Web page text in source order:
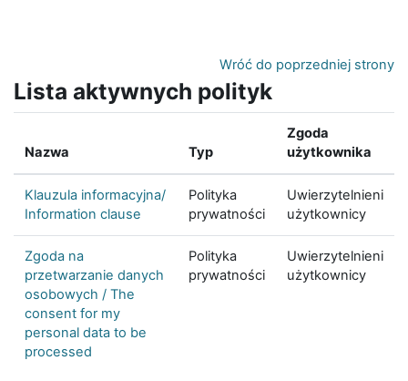
Wróć do poprzedniej strony
Lista aktywnych polityk
Nazwa Typ
Zgoda
użytkownika
Klauzula informacyjna/
Information clause
Polityka
prywatności
Uwierzytelnieni
użytkownicy
Zgoda na
przetwarzanie danych
osobowych / The
consent for my
personal data to be
processed
Polityka
prywatności
Uwierzytelnieni
użytkownicy